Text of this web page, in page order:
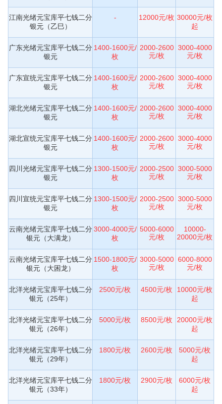
江南光绪元宝库平七钱二分
银元（乙巳）
- 12000元/枚 30000元/枚
起
广东光绪元宝库平七钱二分
银元
1400-1600元/
枚
2000-2600
元/枚
3000-4000
元/枚
广东宣统元宝库平七钱二分
银元
1400-1600元/
枚
2000-2600
元/枚
3000-4000
元/枚
湖北光绪元宝库平七钱二分
银元
1400-1600元/
枚
2000-2600
元/枚
3000-4000
元/枚
湖北宣统元宝库平七钱二分
银元
1400-1600元/
枚
2000-2600
元/枚
3000-4000
元/枚
四川光绪元宝库平七钱二分
银元
1300-1500元/
枚
2000-2500
元/枚
3000-5000
元/枚
四川宣统元宝库平七钱二分
银元
1300-1500元/
枚
2000-2500
元/枚
3000-5000
元/枚
云南光绪元宝库平七钱二分
银元（大满龙）
3000-4000元/
枚
5000-6000
元/枚
10000-
20000元/枚
云南光绪元宝库平七钱二分
银元（大困龙）
1500-1800元/
枚
3000-5000
元/枚
6000-8000
元/枚
北洋光绪元宝库平七钱二分
银元（25年）
2500元/枚 4500元/枚
10000元/枚
起
北洋光绪元宝库平七钱二分
银元（26年）
5000元/枚 8500元/枚
20000元/枚
起
北洋光绪元宝库平七钱二分
银元（29年）
1800元/枚 2600元/枚
5000元/枚
起
北洋光绪元宝库平七钱二分
银元（33年）
1800元/枚 2900元/枚
6000元/枚
起